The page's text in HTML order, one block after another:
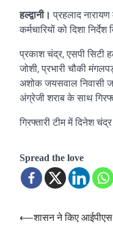
हल्द्वानी।प्रहलाद
कर्मचारियों को दिशा निर्देश
प्रकाश चंद्र, एसपी सिटी
जोशी, प्रभारी चौकी
अशोक जयसवाल निवासी
अंग्रेजी शराब के साथ
गिरफ्तारी टीम में दिनेश
Spread the love
Post
⟵शासन ने किए आईपीएस